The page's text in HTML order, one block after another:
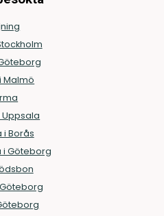
Malmö
i Borås
i Göteborg